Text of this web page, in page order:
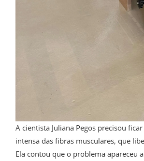
A cientista Juliana Pegos precisou
intensa das fibras musculares, que
Ela contou que o problema apareceu